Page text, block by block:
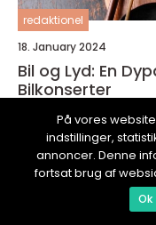
redaktionel
18. January 2024
Bil og Lyd: En
Bilkonserter
På vores
indstillinger,
annoncer. Denne
fortsat brug af
Ok